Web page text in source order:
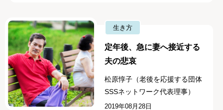
生き方
定年後、急に妻へ接近する
夫の悲哀
松原惇子（老後を応援する団体
SSSネットワーク代表理事）
2019年08月28日